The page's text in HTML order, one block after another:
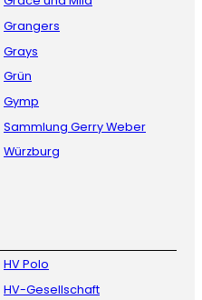
Grangers
Grays
Grün
Gymp
Sammlung Gerry Weber
Würzburg
HV Polo
HV-Gesellschaft